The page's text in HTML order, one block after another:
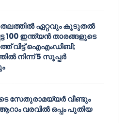
ഏറ്റവും കൂടുതൽ
100 ഇന്ത്യൻ താരങ്ങളുടെ
വിട്ട് ഐഎംഡിബി;
നിന്ന് 5 സൂപ്പർ
സേതുരാമയ്യർ വീണ്ടും
വരവിൽ ഒപ്പം പുതിയ